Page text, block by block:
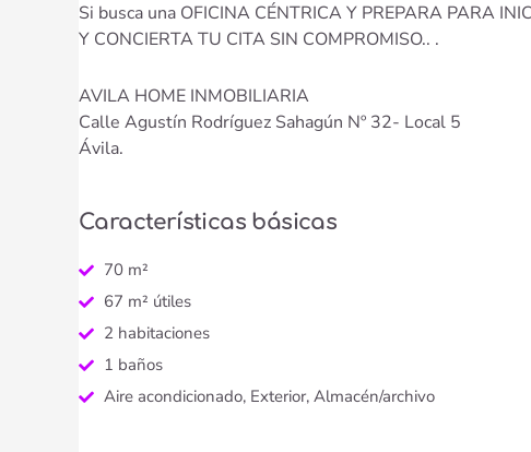
Si busca una OFICINA CÉNTRICA Y PREPARA PARA
Y CONCIERTA TU CITA SIN COMPROMISO.. .
AVILA HOME INMOBILIARIA
Calle Agustín Rodríguez Sahagún Nº 32- Local 5
Ávila.
Características básicas
70 m²
67 m² útiles
2 habitaciones
1 baños
Aire acondicionado, Exterior, Almacén/archivo